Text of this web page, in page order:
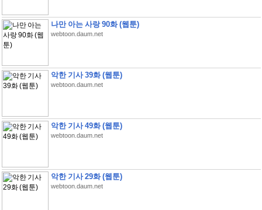
나만 아는 사랑 90화 (웹툰)
webtoon.daum.net
악한 기사 39화 (웹툰)
webtoon.daum.net
악한 기사 49화 (웹툰)
webtoon.daum.net
악한 기사 29화 (웹툰)
webtoon.daum.net